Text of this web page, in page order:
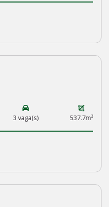
3 vaga(s) 537.7m²